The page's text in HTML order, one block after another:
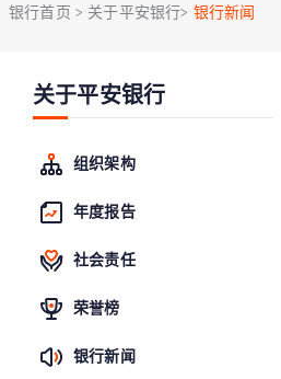
关于进一步加强代理贵金属业务风险防范的
关于平安银行电子版信用卡更名为平安银
银行首页 > 关于平安银行> 银行新闻
关于平安银行
组织架构
年度报告
社会责任
荣誉榜
银行新闻